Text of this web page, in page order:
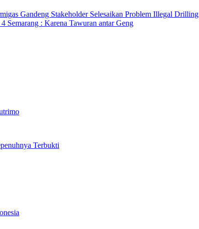
Gandeng Stakeholder Selesaikan Problem Illegal Drilling
Semarang : Karena Tawuran antar Geng
Terbukti